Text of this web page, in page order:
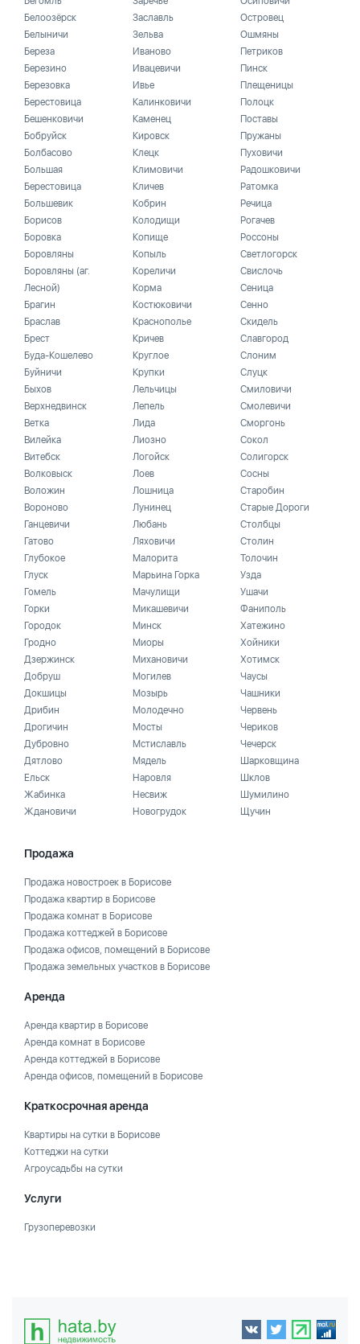
Белоозёрск
Белыничи
Береза
Березино
Березовка
Берестовица
Бешенковичи
Бобруйск
Болбасово
Большая
Берестовица
Большевик
Борисов
Боровка
Боровляны
Боровляны (аг.
Лесной)
Брагин
Браслав
Брест
Буда-Кошелево
Буйничи
Быхов
Верхнедвинск
Ветка
Вилейка
Витебск
Волковыск
Воложин
Вороново
Ганцевичи
Гатово
Глубокое
Глуск
Гомель
Горки
Городок
Гродно
Дзержинск
Добруш
Докшицы
Дрибин
Дрогичин
Дубровно
Дятлово
Ельск
Жабинка
Ждановичи
Заславль
Зельва
Иваново
Ивацевичи
Ивье
Калинковичи
Каменец
Кировск
Клецк
Климовичи
Кличев
Кобрин
Колодищи
Копище
Копыль
Кореличи
Корма
Костюковичи
Краснополье
Кричев
Круглое
Крупки
Лельчицы
Лепель
Лида
Лиозно
Логойск
Лоев
Лошница
Лунинец
Любань
Ляховичи
Малорита
Марьина Горка
Мачулищи
Микашевичи
Минск
Миоры
Михановичи
Могилев
Мозырь
Молодечно
Мосты
Мстиславль
Мядель
Наровля
Несвиж
Новогрудок
Островец
Ошмяны
Петриков
Пинск
Плещеницы
Полоцк
Поставы
Пружаны
Пуховичи
Радошковичи
Ратомка
Речица
Рогачев
Россоны
Светлогорск
Свислочь
Сеница
Сенно
Скидель
Славгород
Слоним
Слуцк
Смиловичи
Смолевичи
Сморгонь
Сокол
Солигорск
Сосны
Старобин
Старые Дороги
Столбцы
Столин
Толочин
Узда
Ушачи
Фаниполь
Хатежино
Хойники
Хотимск
Чаусы
Чашники
Червень
Чериков
Чечерск
Шарковщина
Шклов
Шумилино
Щучин
Продажа
Продажа новостроек в Борисове
Продажа квартир в Борисове
Продажа комнат в Борисове
Продажа коттеджей в Борисове
Продажа офисов, помещений в Борисове
Продажа земельных участков в Борисове
Аренда
Аренда квартир в Борисове
Аренда комнат в Борисове
Аренда коттеджей в Борисове
Аренда офисов, помещений в Борисове
Краткосрочная аренда
Квартиры на сутки в Борисове
Коттеджи на сутки
Агроусадьбы на сутки
Услуги
Грузоперевозки